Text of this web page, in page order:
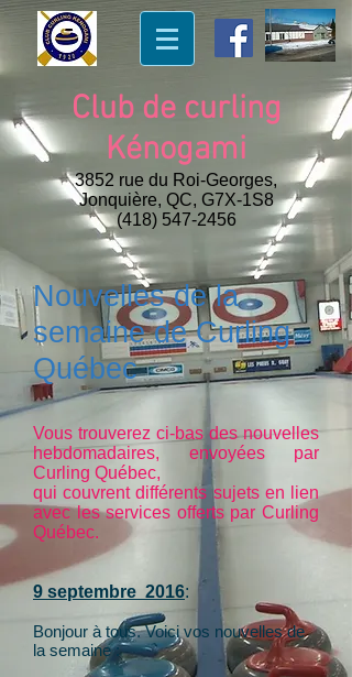
Club de curling
Kénogami
3852 rue du Roi-Georges,
Jonquière, QC, G7X-1S8
(418) 547-2456
Nouvelles de la
semaine de Curling
Québec
Vous trouverez ci-bas des nouvelles
hebdomadaires, envoyées par
Curling Québec,
qui couvrent différents sujets en lien
avec les services offerts par Curling
Québec.
9 septembre 2016:
Bonjour à tous. Voici vos nouvelles de
la semaine :